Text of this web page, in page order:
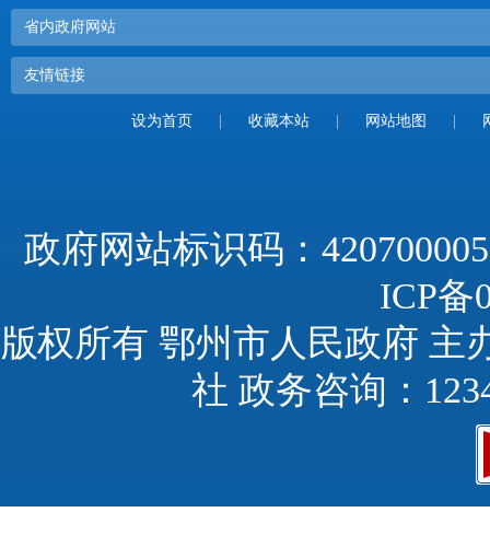
省内政府网站
友情链接
设为首页 收藏本站 网站地图
政府网站标识码：
ICP备
版权所有 鄂州市人民政府 主
社 政务咨询：